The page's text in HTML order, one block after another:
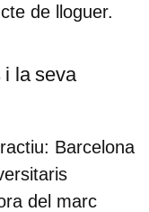
de lloguer.
i la seva
Barcelona
del marc